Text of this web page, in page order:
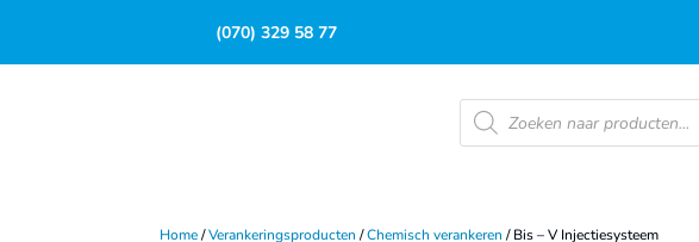
(070) 329 58 77
Producten
zoeken
Home/Verankeringsproducten /Chemisch verankeren / Bis – V Injectiesysteem